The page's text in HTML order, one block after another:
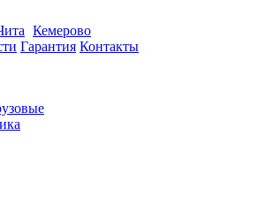
Кемерово
Гарантия Контакты